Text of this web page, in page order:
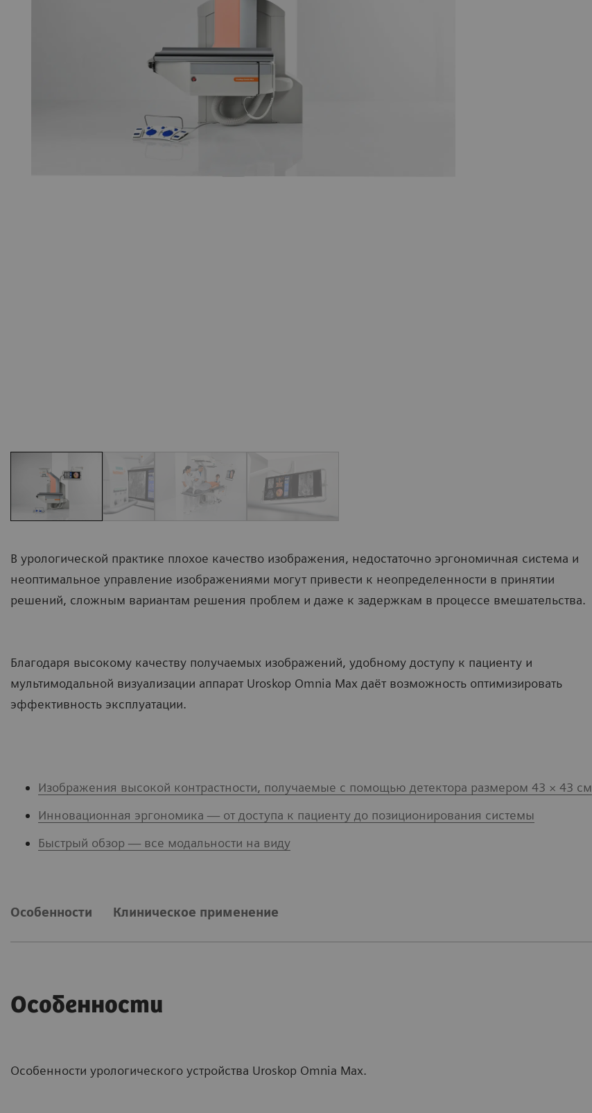
В урологической практике плохое качество изображения, недостаточно эргономичная система и
неоптимальное управление изображениями могут привести к неопределенности в принятии
решений, сложным вариантам решения проблем и даже к задержкам в процессе вмешательства.
Благодаря высокому качеству получаемых изображений, удобному доступу к пациенту и
мультимодальной визуализации аппарат Uroskop Omnia Max даёт возможность оптимизировать
эффективность эксплуатации.
Изображения высокой контрастности, получаемые с помощью детектора размером 43 × 43 см
Инновационная эргономика — от доступа к пациенту до позиционирования системы
Быстрый обзор — все модальности на виду
Особенности Клиническое применение
Особенности
Особенности урологического устройства Uroskop Omnia Max.